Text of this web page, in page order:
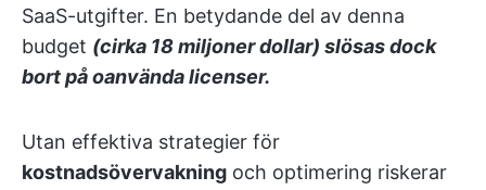
SaaS-utgifter. En betydande del av denna
budget (cirka 18 miljoner dollar) slösas dock
bort på oanvända licenser.
Utan effektiva strategier för
kostnadsövervakning och optimering riskerar